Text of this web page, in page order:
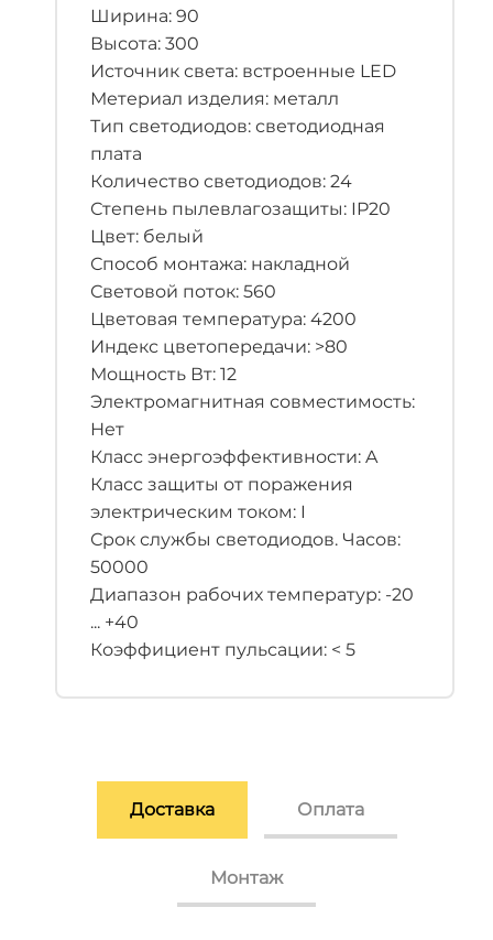
Ширина: 90
Высота: 300
Источник света: встроенные LED
Метериал изделия: металл
Тип светодиодов: светодиодная
плата
Количество светодиодов: 24
Степень пылевлагозащиты: IP20
Цвет: белый
Способ монтажа: накладной
Световой поток: 560
Цветовая температура: 4200
Индекс цветопередачи: >80
Мощность Вт: 12
Электромагнитная совместимость:
Нет
Класс энергоэффективности: A
Класс защиты от поражения
электрическим током: I
Срок службы светодиодов. Часов:
50000
Диапазон рабочих температур: -20
... +40
Коэффициент пульсации: < 5
Доставка Оплата
Монтаж